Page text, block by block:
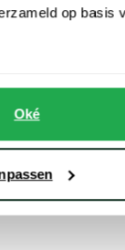
op basis
Oké
en extra lange t-
man. Voor
de juiste lengte of
Schulte
merken in huis,
voeren.